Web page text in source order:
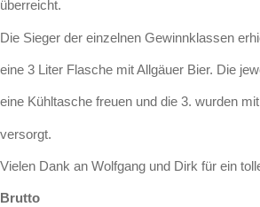
überreicht.
Die Sieger der einzelnen Gewinnklassen
eine 3 Liter Flasche mit Allgäuer Bier. Die
eine Kühltasche freuen und die 3. wurden
versorgt.
Vielen Dank an Wolfgang und Dirk für ein
Brutto